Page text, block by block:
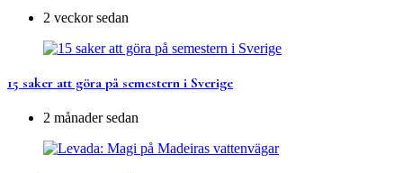
2 veckor sedan
15 saker att göra på semestern i Sverige
2 månader sedan